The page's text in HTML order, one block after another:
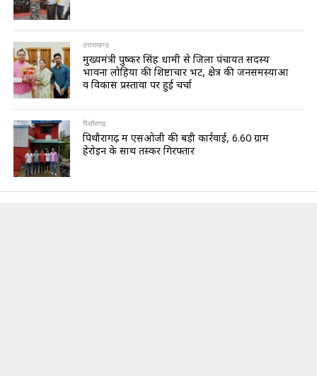
उत्तराखण्ड
मुख्यमंत्री पुष्कर सिंह धामी से जिला पंचायत सदस्य
भावना लोहिया की शिष्टाचार भेंट, क्षेत्र की जनसमस्याओं
व विकास प्रस्तावों पर हुई चर्चा
पिथौरागढ़
पिथौरागढ़ में एसओजी की बड़ी कार्रवाई, 6.60 ग्राम
हेरोइन के साथ तस्कर गिरफ्तार